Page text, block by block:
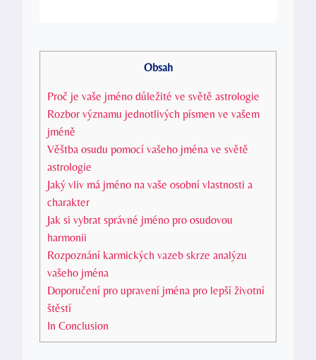
Obsah
Proč je vaše jméno důležité ve světě astrologie
Rozbor významu jednotlivých písmen ve vašem
jméně
Věštba osudu pomocí vašeho jména ve světě
astrologie
Jaký vliv má jméno na vaše osobní vlastnosti a
charakter
Jak si vybrat správné jméno pro osudovou
harmonii
Rozpoznání karmických vazeb skrze analýzu
vašeho jména
Doporučení pro upravení jména pro lepší životní
štěstí
In Conclusion